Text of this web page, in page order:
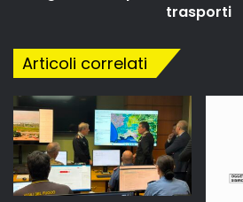
trasporti
Articoli correlati